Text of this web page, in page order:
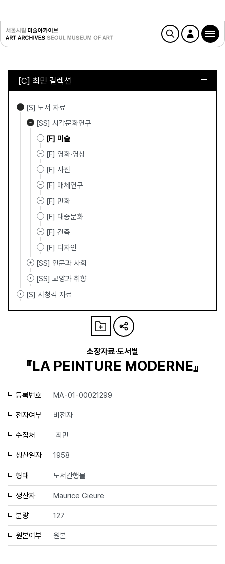
[C] 최민 컬렉션
[S] 도서 자료
[SS] 시각문화연구
[F] 미술
[F] 영화·영상
[F] 사진
[F] 매체연구
[F] 만화
[F] 대중문화
[F] 건축
[F] 디자인
[SS] 인문과 사회
[SS] 교양과 취향
[S] 시청각 자료
소장자료·도서별
『LA PEINTURE MODERNE』
등록번호 MA-01-00021299
전자여부 비전자
수집처 최민
생산일자 1958
형태 도서간행물
생산자 Maurice Gieure
분량 127
원본여부 원본